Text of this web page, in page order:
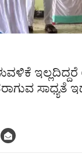
ಸಾಧ್ಯತೆ